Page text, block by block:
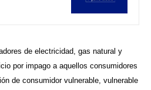
de electricidad, gas natural y
por impago a aquellos consumidores
de consumidor vulnerable, vulnerable